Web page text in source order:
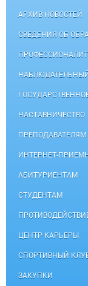
АРХИВ НОВОСТЕЙ
СВЕДЕНИЯ ОБ
НАСТАВНИЧЕСТВО
ПРЕПОДАВАТЕЛЯМ
ИНТЕРНЕТ-
АБИТУРИЕНТАМ
СТУДЕНТАМ
ЦЕНТР КАРЬЕРЫ
СПОРТИВНЫЙ
ЗАКУПКИ